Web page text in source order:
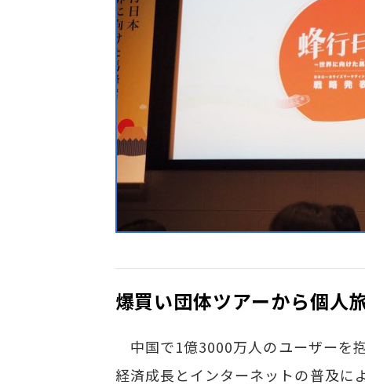
爆買い団体ツアーから個人
中国で1億3000万人のユーザーを
経済成長とインターネットの普及に